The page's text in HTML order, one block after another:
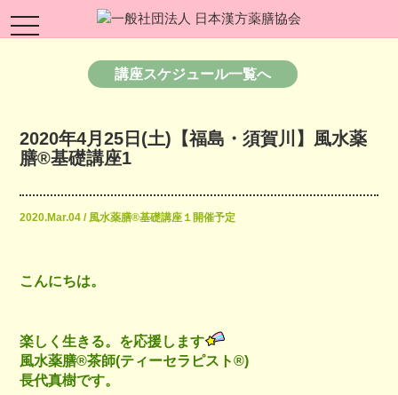
toggle
navigation
講座スケジュール一覧へ
2020年4月25日(土)【福島・須賀川】風水薬
膳®︎基礎講座1
2020.Mar.04 / 風水薬膳®基礎講座１開催予定
こんにちは。
楽しく生きる。を応援します
風水薬膳®︎茶師(ティーセラピスト®︎)
長代真樹です。